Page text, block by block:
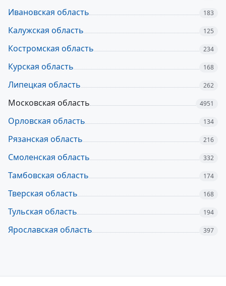
Ивановская область 183
Калужская область 125
Костромская область 234
Курская область 168
Липецкая область 262
Московская область 4951
Орловская область 134
Рязанская область 216
Смоленская область 332
Тамбовская область 174
Тверская область 168
Тульская область 194
Ярославская область 397